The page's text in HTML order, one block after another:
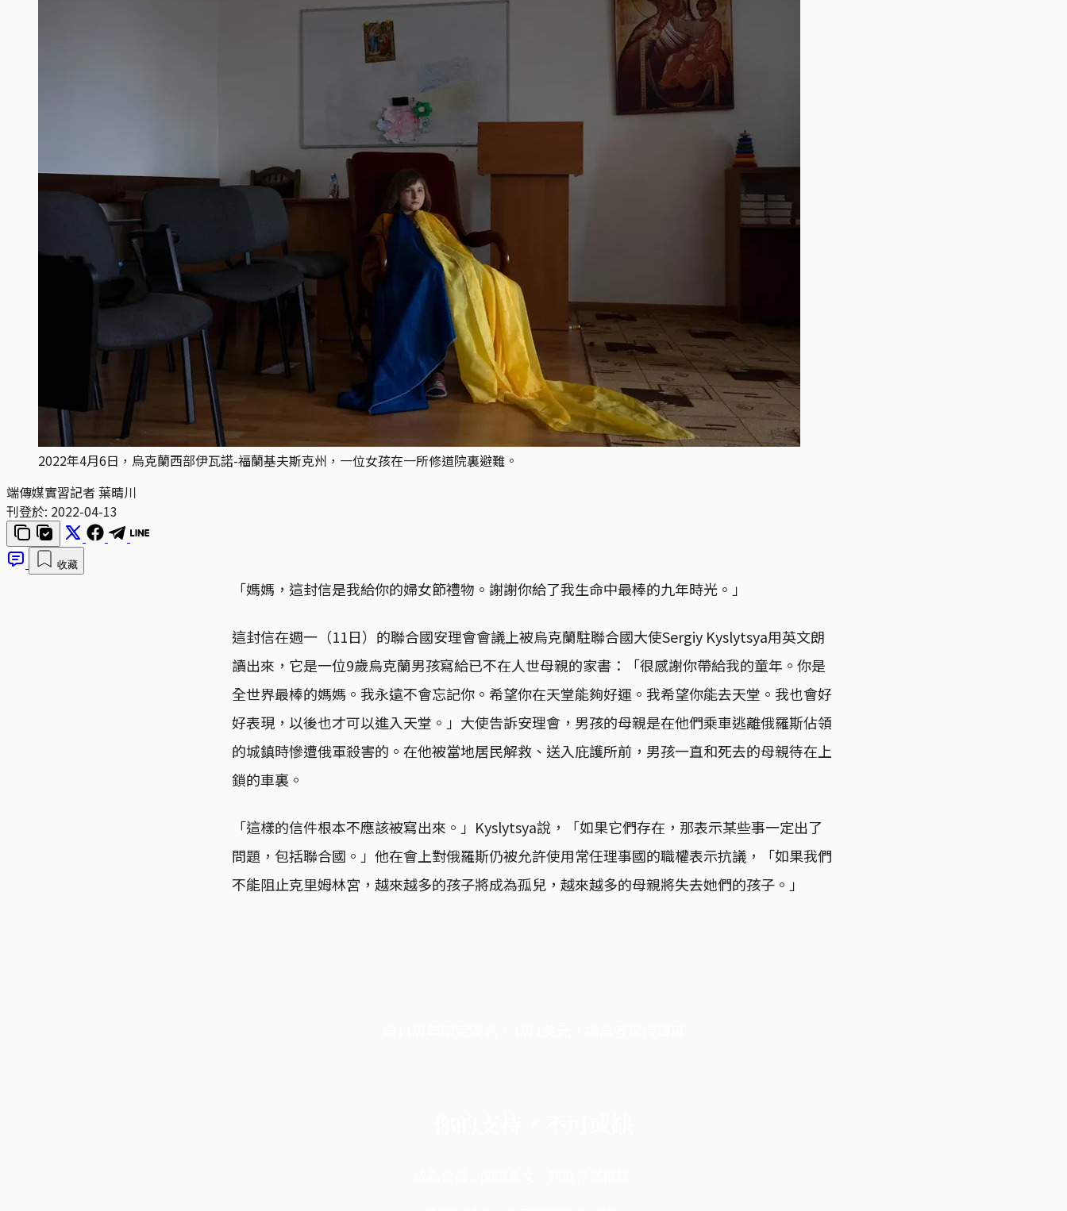
2022年4月6日，烏克蘭西部伊瓦諾-福蘭基夫斯克州，一位女孩在一所修道院裏避難。
端傳媒實習記者 葉晴川
刊登於: 2022-04-13
收藏
「媽媽，這封信是我給你的婦女節禮物。謝謝你給了我生命中最棒的九年時光。」
這封信在週一（11日）的聯合國安理會會議上被烏克蘭駐聯合國大使Sergiy Kyslytsya用英文朗
讀出來，它是一位9歲烏克蘭男孩寫給已不在人世母親的家書：「很感謝你帶給我的童年。你是
全世界最棒的媽媽。我永遠不會忘記你。希望你在天堂能夠好運。我希望你能去天堂。我也會好
好表現，以後也才可以進入天堂。」大使告訴安理會，男孩的母親是在他們乘車逃離俄羅斯佔領
的城鎮時慘遭俄軍殺害的。在他被當地居民解救、送入庇護所前，男孩一直和死去的母親待在上
鎖的車裏。
「這樣的信件根本不應該被寫出來。」Kyslytsya說，「如果它們存在，那表示某些事一定出了
問題，包括聯合國。」他在會上對俄羅斯仍被允許使用常任理事國的職權表示抗議，「如果我們
不能阻止克里姆林宮，越來越多的孩子將成為孤兒，越來越多的母親將失去她們的孩子。」